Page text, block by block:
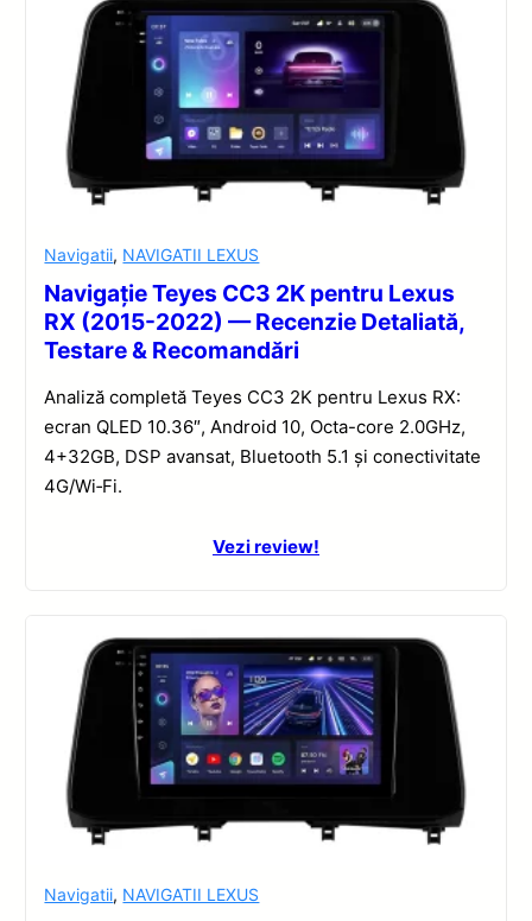
Navigatii, NAVIGATII LEXUS
Navigație Teyes CC3 2K pentru Lexus
RX (2015-2022) — Recenzie Detaliată,
Testare & Recomandări
Analiză completă Teyes CC3 2K pentru Lexus RX:
ecran QLED 10.36″, Android 10, Octa-core 2.0GHz,
4+32GB, DSP avansat, Bluetooth 5.1 și conectivitate
4G/Wi‑Fi.
Vezi review!
Navigatii, NAVIGATII LEXUS